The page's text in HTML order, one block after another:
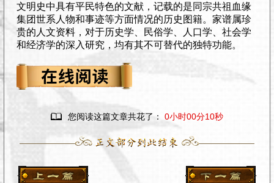
文明史中具有平民特色的文献，记载的是同宗共祖血缘
集团世系人物和事迹等方面情况的历史图籍。家谱属珍
贵的人文资料，对于历史学、民俗学、人口学、社会学
和经济学的深入研究，均有其不可替代的独特功能。
 您阅读这篇文章共花了： 0小时00分11秒